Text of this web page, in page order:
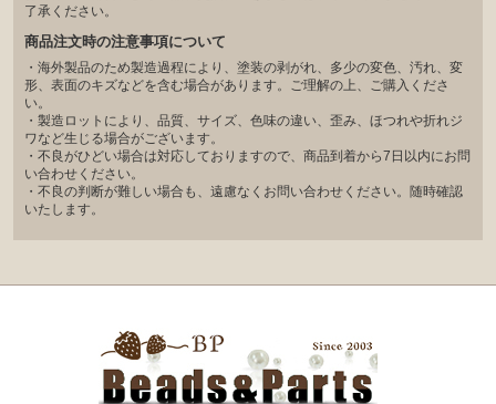
了承ください。
商品注文時の注意事項について
・海外製品のため製造過程により、塗装の剥がれ、多少の変色、汚れ、変
形、表面のキズなどを含む場合があります。ご理解の上、ご購入くださ
い。
・製造ロットにより、品質、サイズ、色味の違い、歪み、ほつれや折れジ
ワなど生じる場合がございます。
・不良がひどい場合は対応しておりますので、商品到着から7日以内にお問
い合わせください。
・不良の判断が難しい場合も、遠慮なくお問い合わせください。随時確認
いたします。